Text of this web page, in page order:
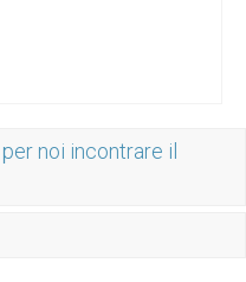
noi incontrare il